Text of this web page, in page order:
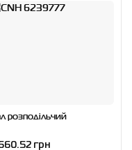
розподільчий
грн